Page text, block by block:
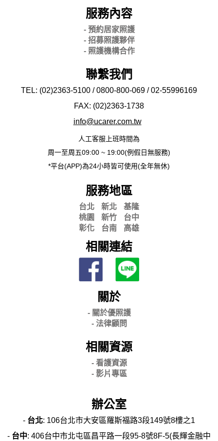
服務內容
- 預約居家照護
- 招募照護夥伴
- 照護機構合作
聯繫我們
TEL: (02)2363-5100 / 0800-800-069 / 02-55996169
FAX: (02)2363-1738
info@ucarer.com.tw
人工客服上班時間為
周一至周五09:00 ~ 19:00(例假日無服務)
*平台(APP)為24小時皆可使用(全年無休)
服務地區
台北 新北
基隆
桃園
新竹
台中
彰化
台南 高雄
相關連結
關於
- 關於優照護
- 法律顧問
相關資源
- 看護資源
- 影片專區
辦公室
- 台北: 106台北市大安區羅斯福路3段149號8樓之1
- 台中: 406台中市北屯區昌平路一段95-8號8F-5(長輝金融中